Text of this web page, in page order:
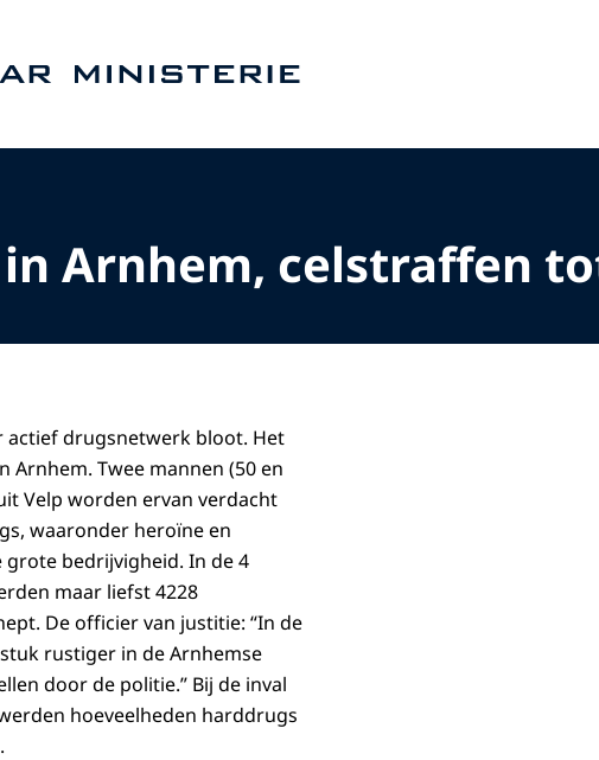
Arnhem, celstraffen
actief drugsnetwerk bloot. Het
Twee mannen (50 en
Velp worden ervan verdacht
waaronder heroïne en
bedrijvigheid. In de 4
maar liefst 4228
De officier van justitie: “In de
rustiger in de Arnhemse
door de politie.” Bij de inval
hoeveelheden harddrugs